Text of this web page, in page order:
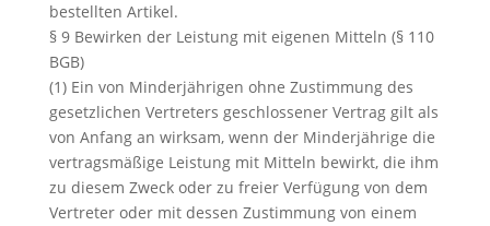
bestellten Artikel.
§ 9 Bewirken der Leistung mit eigenen Mitteln (§ 110
BGB)
(1) Ein von Minderjährigen ohne Zustimmung des
gesetzlichen Vertreters geschlossener Vertrag gilt als
von Anfang an wirksam, wenn der Minderjährige die
vertragsmäßige Leistung mit Mitteln bewirkt, die ihm
zu diesem Zweck oder zu freier Verfügung von dem
Vertreter oder mit dessen Zustimmung von einem